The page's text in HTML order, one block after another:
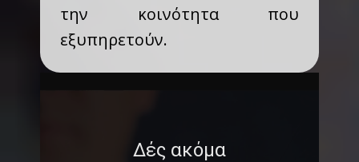
την κοινότητα που
εξυπηρετούν.
Δές ακόμα